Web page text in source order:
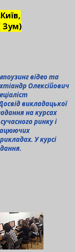
Зум)
відео та
Олексійович
викладацької
на курсах
ринку і
У курсі